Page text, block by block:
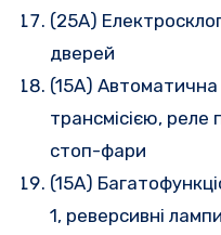
(25A)
дверей
(15A)
трансмісією, реле
стоп-фари
(15A)
1, реверсивні лампи